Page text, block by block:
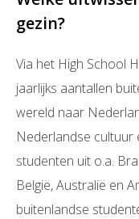
gezin?
Via het High School
jaarlijks aantallen
wereld naar
Nederlandse cultuur
studenten uit o.a.
België, Australië en
buitenlandse